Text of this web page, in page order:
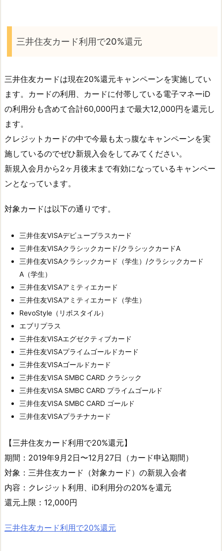
三井住友カード利用で20%還元
三井住友カードは現在20%還元キャンペーンを実施してい
ます。カードの利用、カードに付帯している電子マネーiD
の利用分も含めて合計60,000円まで最大12,000円を還元し
ます。
クレジットカードの中で今最も太っ腹なキャンペーンを実
施しているのでぜひ新規入会をしてみてください。
新規入会月から2ヶ月後末まで有効になっているキャンペー
ンとなっています。
対象カードは以下の通りです。
三井住友VISAデビュープラスカード
三井住友VISAクラシックカード/クラシックカードA
三井住友VISAクラシックカード（学生）/クラシックカード
A（学生）
三井住友VISAアミティエカード
三井住友VISAアミティエカード（学生）
RevoStyle（リボスタイル）
エブリプラス
三井住友VISAエグゼクティブカード
三井住友VISAプライムゴールドカード
三井住友VISAゴールドカード
三井住友VISA SMBC CARD クラシック
三井住友VISA SMBC CARD プライムゴールド
三井住友VISA SMBC CARD ゴールド
三井住友VISAプラチナカード
【三井住友カード利用で20%還元】
期間：2019年9月2日〜12月27日（カード申込期間）
対象：三井住友カード（対象カード）の新規入会者
内容：クレジット利用、iD利用分の20%を還元
還元上限：12,000円
三井住友カード利用で20%還元